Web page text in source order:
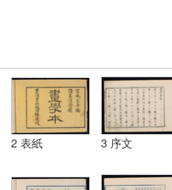
2 表紙 3 序文